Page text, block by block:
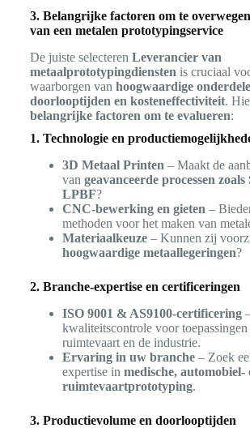
3. Belangrijke factoren om te
van een metalen prototypingservice
De juiste selecteren Leverancier van
metaalprototypingdiensten is cruciaal
waarborgen van hoogwaardige
doorlooptijden en kosteneffectiviteit.
belangrijke factoren om te evalueren:
1. Technologie en
3D Metaal Printen – Maakt de
van geavanceerde processen
LPBF?
CNC-bewerking en gieten –
methoden voor het maken van
Materiaalkeuze– Kunnen zij
hoogwaardige metaallegeringen?
2. Branche-expertise en certificeringen
ISO 9001 & AS9100-certificering
kwaliteitscontrole voor
ruimtevaart en de industrie.
Ervaring in uw branche– Zoek
expertise in medische, automobiel-
ruimtevaartprototyping.
3. Productievolume en doorlooptijden